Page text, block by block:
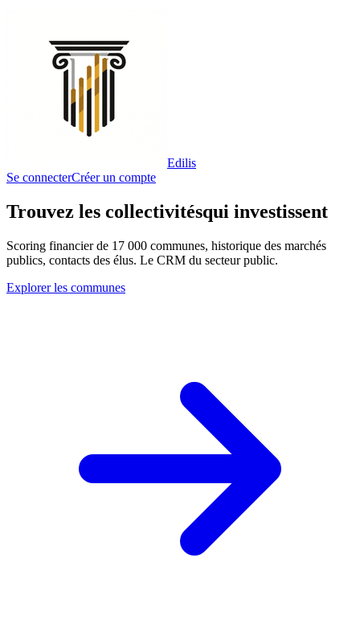
Edilis
Se connecterCréer un compte
Trouvez les collectivitésqui investissent
Scoring financier de 17 000 communes, historique des marchés
publics, contacts des élus. Le CRM du secteur public.
Explorer les communes